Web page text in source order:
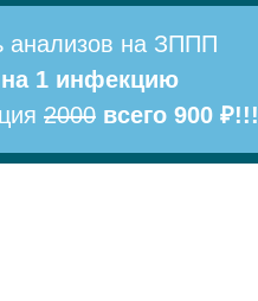
анализов на ЗППП
на 1 инфекцию
2000 всего 900 ₽!!!